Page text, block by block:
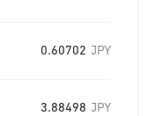
0.60702 JPY
3.88498 JPY